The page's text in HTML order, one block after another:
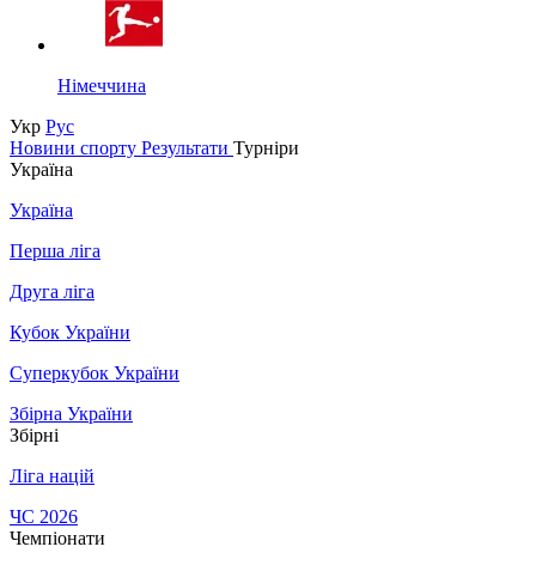
Німеччина
Укр Рус
Новини спорту Результати Турніри
Україна
Україна
Перша ліга
Друга ліга
Кубок України
Суперкубок України
Збірна України
Збірні
Ліга націй
ЧС 2026
Чемпіонати